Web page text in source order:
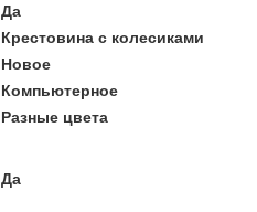
Да
Крестовина с колесиками
Новое
Компьютерное
Разные цвета
Да